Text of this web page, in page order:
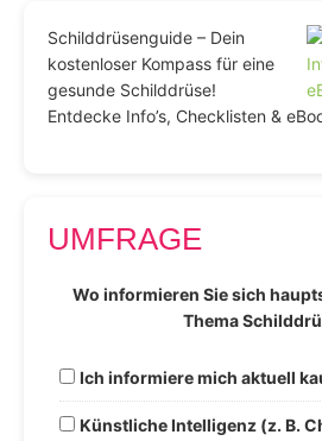
Schilddrüsenguide – Dein
kostenloser Kompass für eine
gesunde Schilddrüse!
Entdecke Info’s, Checklisten &
UMFRAGE
Wo informieren Sie sich
Thema
Ich informiere mich aktuell
Künstliche Intelligenz (z. B.